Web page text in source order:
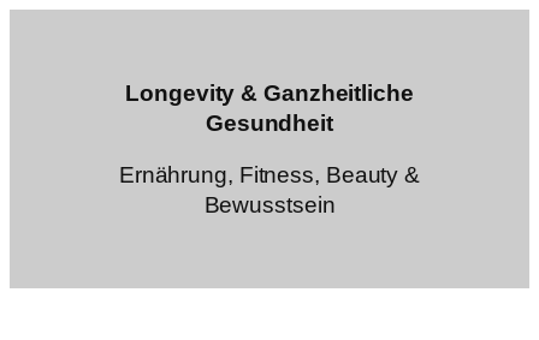
Longevity & Ganzheitliche
Gesundheit
Ernährung, Fitness, Beauty &
Bewusstsein